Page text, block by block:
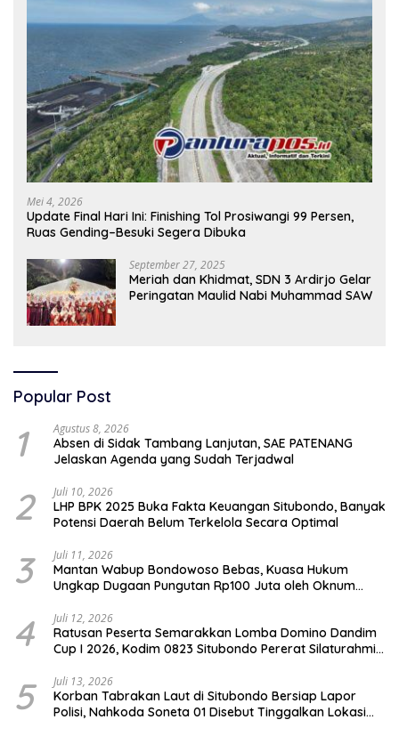
Mei 4, 2026
Update Final Hari Ini: Finishing Tol Prosiwangi 99 Persen,
Ruas Gending–Besuki Segera Dibuka
September 27, 2025
Meriah dan Khidmat, SDN 3 Ardirjo Gelar
Peringatan Maulid Nabi Muhammad SAW
Popular Post
1 Agustus 8, 2026
Absen di Sidak Tambang Lanjutan, SAE PATENANG
Jelaskan Agenda yang Sudah Terjadwal
2 Juli 10, 2026
LHP BPK 2025 Buka Fakta Keuangan Situbondo, Banyak
Potensi Daerah Belum Terkelola Secara Optimal
3 Juli 11, 2026
Mantan Wabup Bondowoso Bebas, Kuasa Hukum
Ungkap Dugaan Pungutan Rp100 Juta oleh Oknum
4 Juli 12, 2026
Ratusan Peserta Semarakkan Lomba Domino Dandim
Cup I 2026, Kodim 0823 Situbondo Pererat Silaturahmi
5 Juli 13, 2026
Korban Tabrakan Laut di Situbondo Bersiap Lapor
Polisi, Nahkoda Soneta 01 Disebut Tinggalkan Lokasi